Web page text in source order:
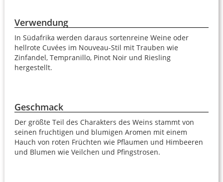
Verwendung
In Südafrika werden daraus sortenreine Weine oder
hellrote Cuvées im Nouveau-Stil mit Trauben wie
Zinfandel, Tempranillo, Pinot Noir und Riesling
hergestellt.
Geschmack
Der größte Teil des Charakters des Weins stammt von
seinen fruchtigen und blumigen Aromen mit einem
Hauch von roten Früchten wie Pflaumen und Himbeeren
und Blumen wie Veilchen und Pfingstrosen.